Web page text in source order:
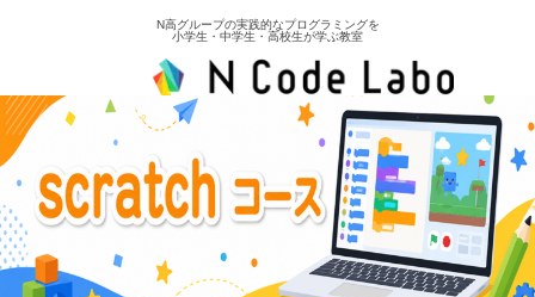
N高グループの実践的なプログラミングを
小学生・中学生・高校生が学ぶ教室
Scratchコース